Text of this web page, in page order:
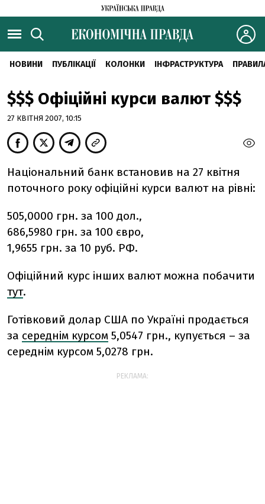
НОВИНИ ПУБЛІКАЦІЇ КОЛОНКИ ІНФРАСТРУКТУРА
$$$ Офіційні курси валют $$$
27 КВІТНЯ 2007, 10:15
Національний банк встановив на 27 квітня
поточного року офіційні курси валют на рівні:
505,0000 грн. за 100 дол.,
686,5980 грн. за 100 євро,
1,9655 грн. за 10 руб. РФ.
Офіційний курс інших валют можна побачити
тут.
Готівковий долар США по Україні продається
за середнім курсом 5,0547 грн., купується – за
середнім курсом 5,0278 грн.
РЕКЛАМА: